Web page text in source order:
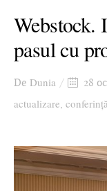
Webstock.
pasul cu
De Dunia 28
actualizare, conferință